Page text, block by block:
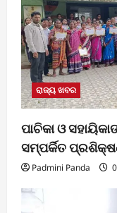
ରାଜ୍ୟ ଖବର
ପାଚିକା ଓ
ସମ୍ପର୍କିତ
Padmini Panda